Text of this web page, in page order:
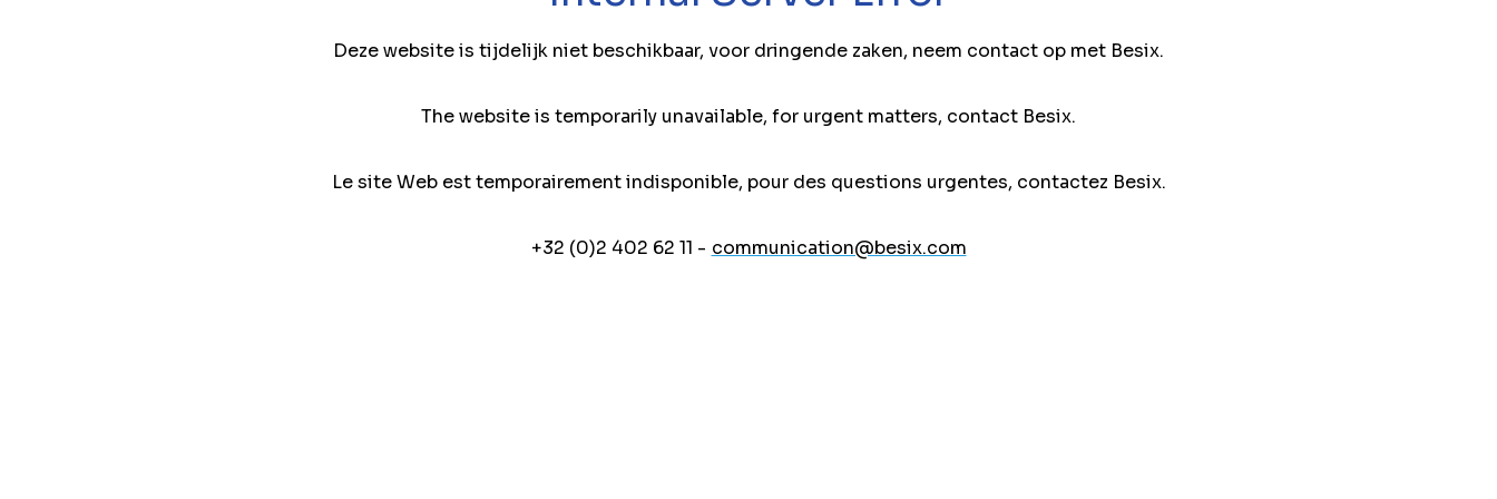
Deze website is tijdelijk niet beschikbaar, voor dringende zaken, neem contact op met Besix.
The website is temporarily unavailable, for urgent matters, contact Besix.
Le site Web est temporairement indisponible, pour des questions urgentes, contactez Besix.
+32 (0)2 402 62 11 - communication@besix.com